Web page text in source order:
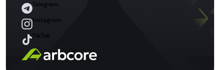
Telegram
Instagram
TikTok